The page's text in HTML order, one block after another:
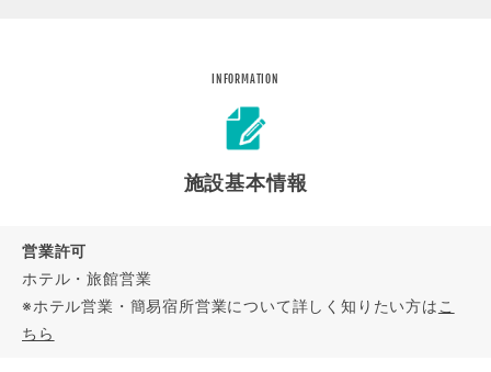
INFORMATION
施設基本情報
営業許可
ホテル・旅館営業
※ホテル営業・簡易宿所営業について詳しく知りたい方はこ
ちら